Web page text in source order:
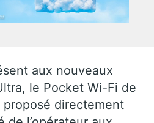
aux nouveaux
le Pocket Wi-Fi de
proposé directement